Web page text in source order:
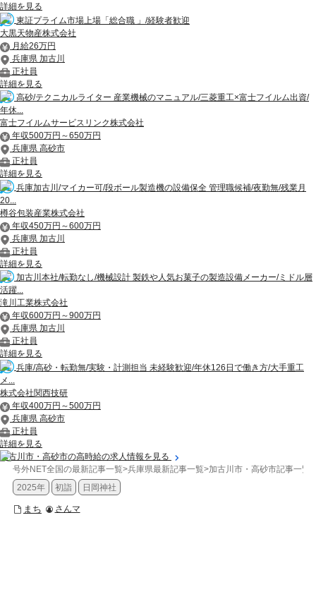
詳細を見る
東証プライム市場上場「総合職 」/経験者歓迎
大黒天物産株式会社
月給26万円
兵庫県 加古川
正社員
詳細を見る
高砂/テクニカルライター 産業機械のマニュアル/三菱重工×富士フイルム出資/
年休...
富士フイルムサービスリンク株式会社
年収500万円～650万円
兵庫県 高砂市
正社員
詳細を見る
兵庫加古川/マイカー可/段ボール製造機の設備保全 管理職候補/夜勤無/残業月
20...
樽谷包装産業株式会社
年収450万円～600万円
兵庫県 加古川
正社員
詳細を見る
加古川本社/転勤なし/機械設計 製鉄や人気お菓子の製造設備メーカー/ミドル層
活躍...
滝川工業株式会社
年収600万円～900万円
兵庫県 加古川
正社員
詳細を見る
兵庫/高砂・転勤無/実験・計測担当 未経験歓迎/年休126日で働き方/大手重工
メ...
株式会社関西技研
年収400万円～500万円
兵庫県 高砂市
正社員
詳細を見る
加古川市・高砂市の高時給の求人情報を見る
号外NET全国の最新記事一覧>兵庫県最新記事一覧>加古川市・高砂市記事一覧
2025年
初詣 日岡神社
まち さんマ